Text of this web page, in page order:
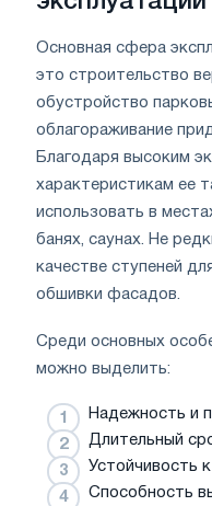
Основная сфера
это строительство
обустройство
облагораживание
Благодаря высоким
характеристикам ее
использовать в
банях, саунах. Не
качестве ступеней
обшивки фасадов.
Среди основных
можно выделить:
Надежность и
Длительный
Устойчивость
Способность